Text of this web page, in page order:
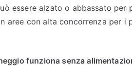
essere alzato o abbassato per
aree con alta concorrenza per i
funziona senza